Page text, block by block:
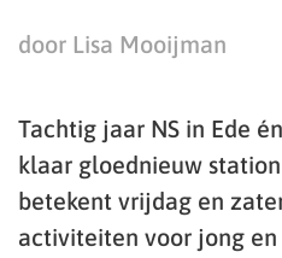
door Lisa Mooijman
Tachtig jaar NS in Ede
klaar gloednieuw
betekent vrijdag en
activiteiten voor jong en